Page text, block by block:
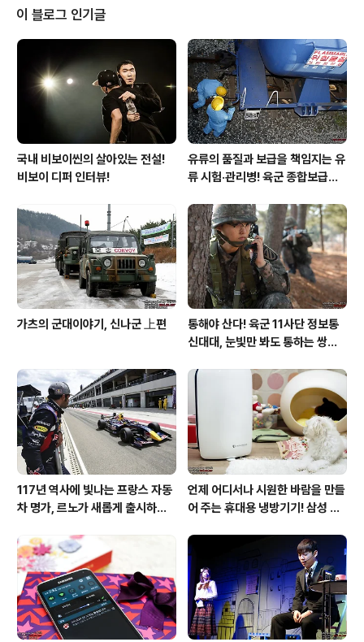
선물받은 오잘공 十二支볼부터 자랑해야겠다. 사실, 아직
사진작업을 손도 대지 못하고 있는데, 다행히 오잘공은 떠
나기 전에 미리 찍어 놓았기에 천만다행이다. 일전에 오잘
공과 함께하는 골프이야기에서 이벤트가 있었다. 새해맞이
이벤트로 골프공을 선물로 준다고 하여 냉큼 신청하였다.
골프는 언제나 필드를 꿈꾸는 나..
이 블로그 인기글
국내 비보이씬의 살아있는 전설!
비보이 디퍼 인터뷰!
유류의 품질과 보급을 책임지는 유
류 시험·관리병! 육군 종합보급창
가츠의 군대이야기, 신나군 上편
통해야 산다! 육군 11사단 정보통
신대대, 눈빛만 봐도 통하는 쌍둥
117년 역사에 빛나는 프랑스 자동
차 명가, 르노가 새롭게 출시하는
언제 어디서나 시원한 바람을 만들
어 주는 휴대용 냉방기기! 삼성 포